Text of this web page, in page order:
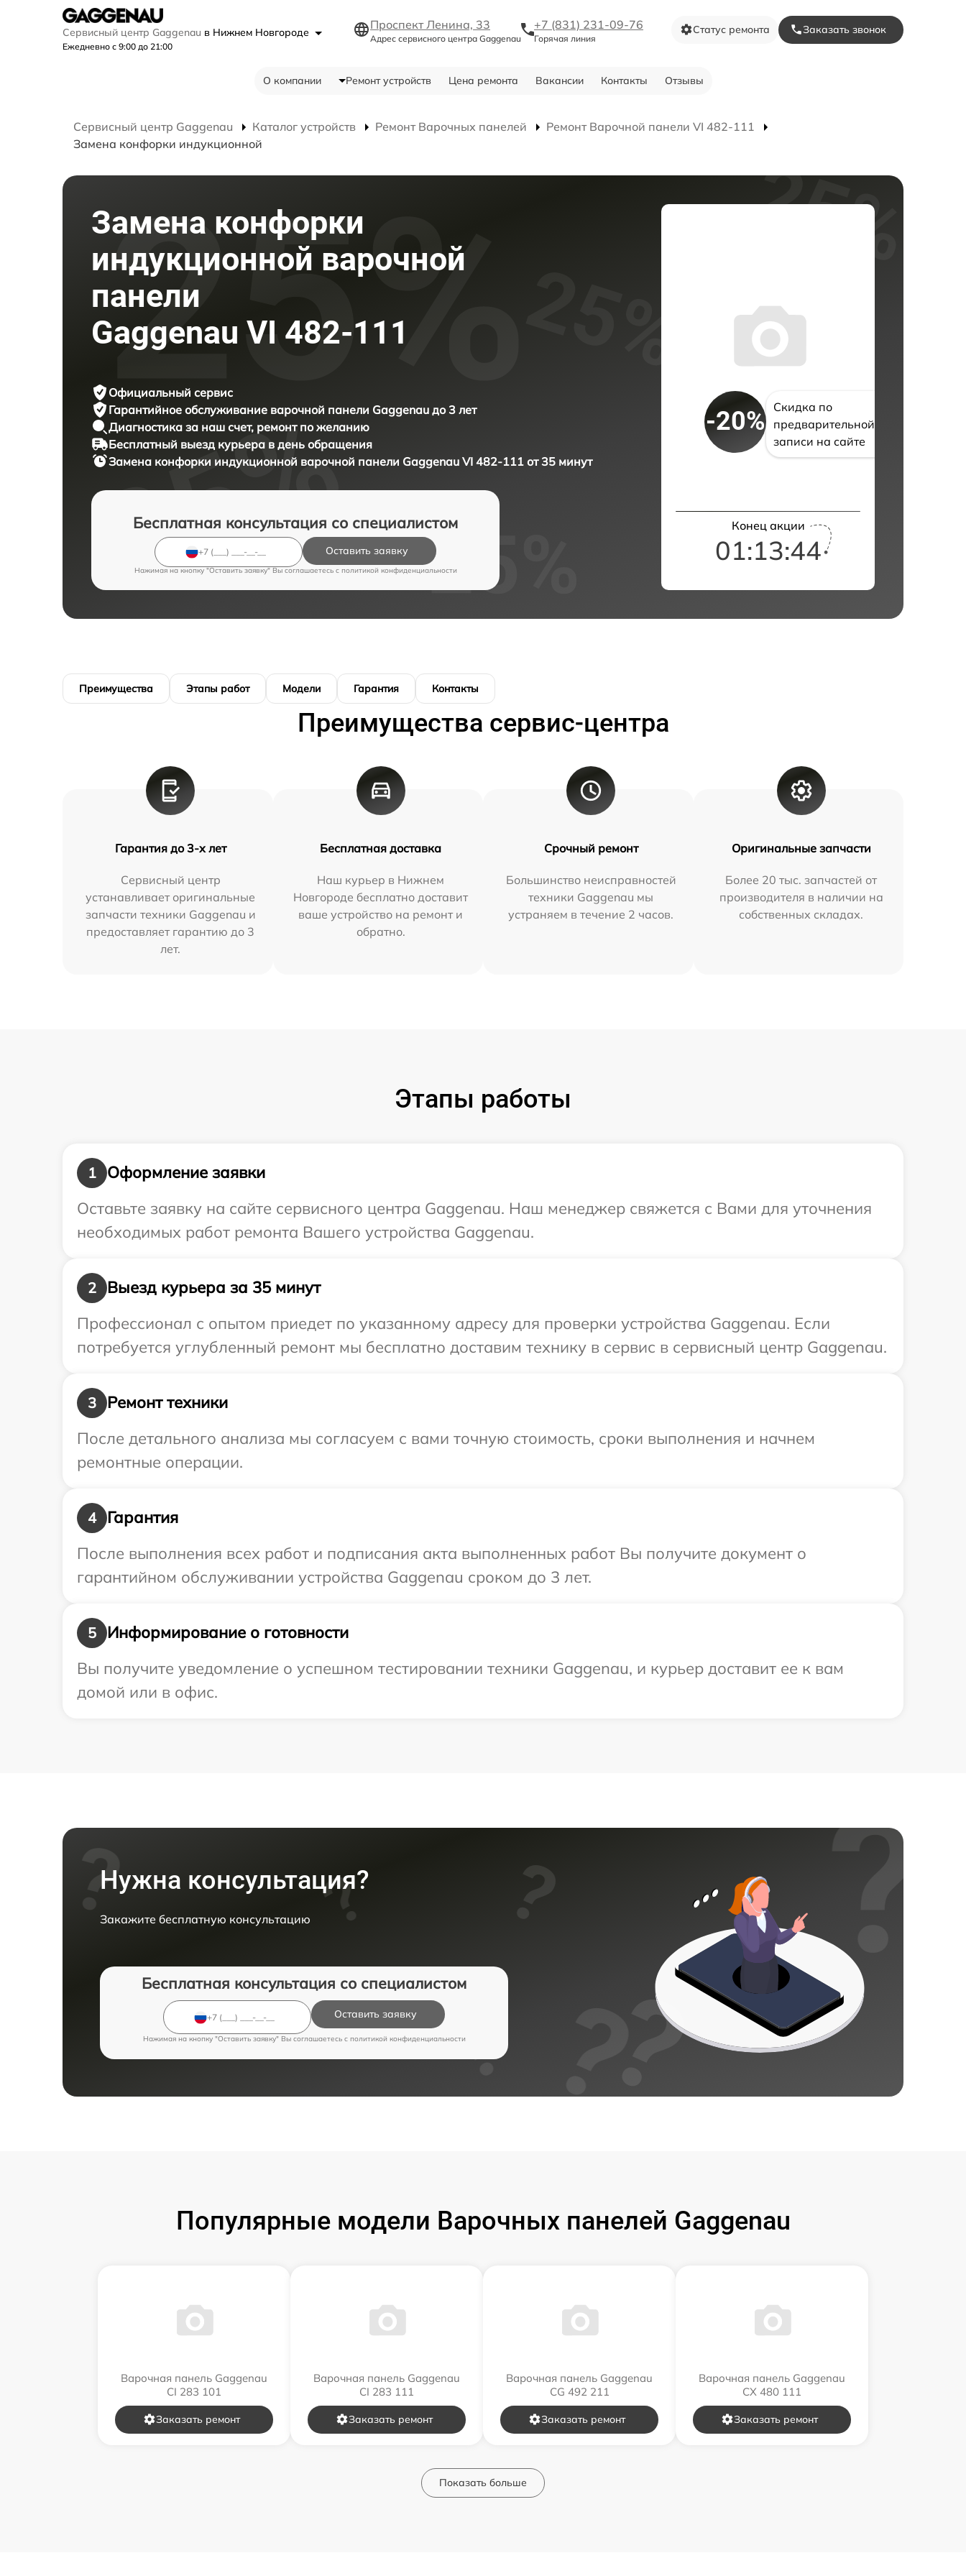
Сервисный центр Gaggenau в Нижнем Новгороде
Ежедневно с 9:00 до 21:00
Проспект Ленина, 33
Адрес сервисного центра Gaggenau
+7 (831) 231-09-76
Горячая линия
Статус ремонта Заказать звонок
О компании Ремонт устройств Цена ремонта Вакансии Контакты Отзывы
Сервисный центр Gaggenau Каталог устройств Ремонт Варочных панелей
Ремонт Варочной панели VI 482-111
Замена конфорки индукционной
Замена конфорки
индукционной варочной
панели
Gaggenau VI 482-111
Официальный сервис
Гарантийное обслуживание варочной панели Gaggenau до 3 лет
Диагностика за наш счет, ремонт по желанию
Бесплатный выезд курьера в день обращения
Замена конфорки индукционной варочной панели Gaggenau VI 482-111 от 35 минут
Бесплатная консультация со специалистом
Оставить заявку
Нажимая на кнопку "Оставить заявку" Вы соглашаетесь c политикой конфиденциальности
-20%
Скидка по
предварительной
записи на сайте
Конец акции
01:13:43
Преимущества Этапы работ Модели Гарантия Контакты
Преимущества сервис-центра
Гарантия до 3-х лет
Сервисный центр
устанавливает оригинальные
запчасти техники Gaggenau и
предоставляет гарантию до 3
лет.
Бесплатная доставка
Наш курьер в Нижнем
Новгороде бесплатно доставит
ваше устройство на ремонт и
обратно.
Срочный ремонт
Большинство неисправностей
техники Gaggenau мы
устраняем в течение 2 часов.
Оригинальные запчасти
Более 20 тыс. запчастей от
производителя в наличии на
собственных складах.
Этапы работы
1
Оформление заявки
Оставьте заявку на сайте сервисного центра Gaggenau. Наш менеджер свяжется с Вами для уточнения
необходимых работ ремонта Вашего устройства Gaggenau.
2
Выезд курьера за 35 минут
Профессионал с опытом приедет по указанному адресу для проверки устройства Gaggenau. Если
потребуется углубленный ремонт мы бесплатно доставим технику в сервис в сервисный центр Gaggenau.
3
Ремонт техники
После детального анализа мы согласуем с вами точную стоимость, сроки выполнения и начнем
ремонтные операции.
4
Гарантия
После выполнения всех работ и подписания акта выполненных работ Вы получите документ о
гарантийном обслуживании устройства Gaggenau сроком до 3 лет.
5
Информирование о готовности
Вы получите уведомление о успешном тестировании техники Gaggenau, и курьер доставит ее к вам
домой или в офис.
Нужна консультация?
Закажите бесплатную консультацию
Бесплатная консультация со специалистом
Оставить заявку
Нажимая на кнопку "Оставить заявку" Вы соглашаетесь c политикой конфиденциальности
Популярные модели Варочных панелей Gaggenau
Варочная панель Gaggenau
CI 283 101
Заказать ремонт
Варочная панель Gaggenau
CI 283 111
Заказать ремонт
Варочная панель Gaggenau
CG 492 211
Заказать ремонт
Варочная панель Gaggenau
CX 480 111
Заказать ремонт
Показать больше